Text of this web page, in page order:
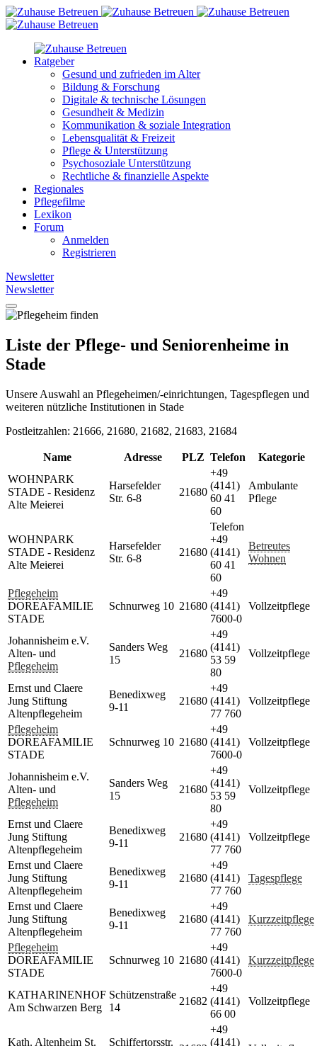
Ratgeber
Gesund und zufrieden im Alter
Bildung & Forschung
Digitale & technische Lösungen
Gesundheit & Medizin
Kommunikation & soziale Integration
Lebensqualität & Freizeit
Pflege & Unterstützung
Psychosoziale Unterstützung
Rechtliche & finanzielle Aspekte
Regionales
Pflegefilme
Lexikon
Forum
Anmelden
Registrieren
Newsletter
Newsletter
Liste der Pflege- und Seniorenheime in
Stade
Unsere Auswahl an Pflegeheimen/-einrichtungen, Tagespflegen und
weiteren nützliche Institutionen in Stade
Postleitzahlen: 21666, 21680, 21682, 21683, 21684
Name Adresse PLZ Telefon
Kategorie
WOHNPARK
STADE - Residenz
Alte Meierei
Harsefelder
Str. 6-8
21680
+49
(4141)
60 41
60
Ambulante
Pflege
WOHNPARK
STADE - Residenz
Alte Meierei
Harsefelder
Str. 6-8
21680
Telefon
+49
(4141)
60 41
60
Betreutes
Wohnen
Pflegeheim
DOREAFAMILIE
STADE
Schnurweg 10 21680
+49
(4141)
7600-0
Vollzeitpflege
Johannisheim e.V.
Alten- und
Pflegeheim
Sanders Weg
15
21680
+49
(4141)
53 59
80
Vollzeitpflege
Ernst und Claere
Jung Stiftung
Altenpflegeheim
Benedixweg
9-11
21680
+49
(4141)
77 760
Vollzeitpflege
Pflegeheim
DOREAFAMILIE
STADE
Schnurweg 10 21680
+49
(4141)
7600-0
Vollzeitpflege
Johannisheim e.V.
Alten- und
Pflegeheim
Sanders Weg
15
21680
+49
(4141)
53 59
80
Vollzeitpflege
Ernst und Claere
Jung Stiftung
Altenpflegeheim
Benedixweg
9-11
21680
+49
(4141)
77 760
Vollzeitpflege
Ernst und Claere
Jung Stiftung
Altenpflegeheim
Benedixweg
9-11
21680
+49
(4141)
77 760
Tagespflege
Ernst und Claere
Jung Stiftung
Altenpflegeheim
Benedixweg
9-11
21680
+49
(4141)
77 760
Kurzzeitpflege
Pflegeheim
DOREAFAMILIE
STADE
Schnurweg 10 21680
+49
(4141)
7600-0
Kurzzeitpflege
KATHARINENHOF
Am Schwarzen Berg
Schützenstraße
14
21682
+49
(4141)
66 00
Vollzeitpflege
Kath. Altenheim St.
Schiffertorsstr.
+49
(4141)